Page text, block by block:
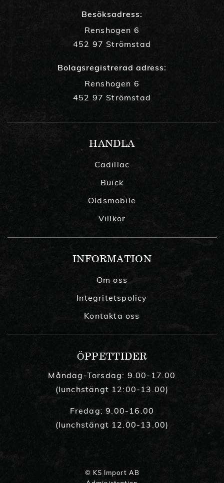
Besöksadress:
Renshogen 6
452 97 Strömstad
Bolagsregistrerad adress:
Renshogen 6
452 97 Strömstad
HANDLA
Cadillac
Buick
Oldsmobile
Villkor
INFORMATION
Om oss
Integritetspolicy
Kontakta oss
ÖPPETTIDER
Måndag-Torsdag: 9.00-17.00
(lunchstängt 12:00-13.00)
Fredag: 9.00-16.00
(lunchstängt 12.00-13.00)
© KS Import AB